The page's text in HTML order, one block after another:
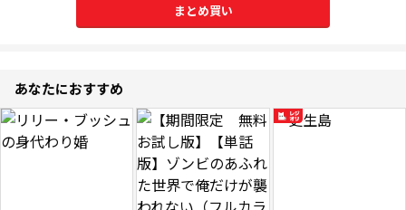
まとめ買い
あなたにおすすめ